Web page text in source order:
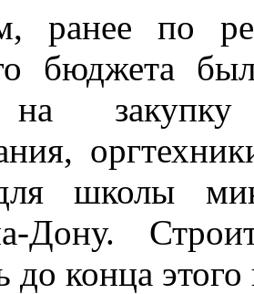
ранее по
бюджета
закупку
школы
Дону.
до конца этого